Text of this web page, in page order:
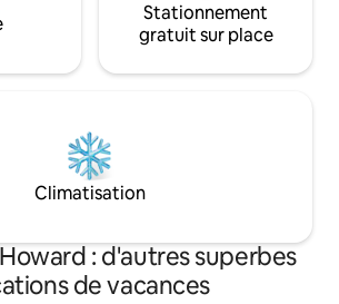
Stationnement
gratuit sur place
Climatisation
: d'autres superbes
de vacances